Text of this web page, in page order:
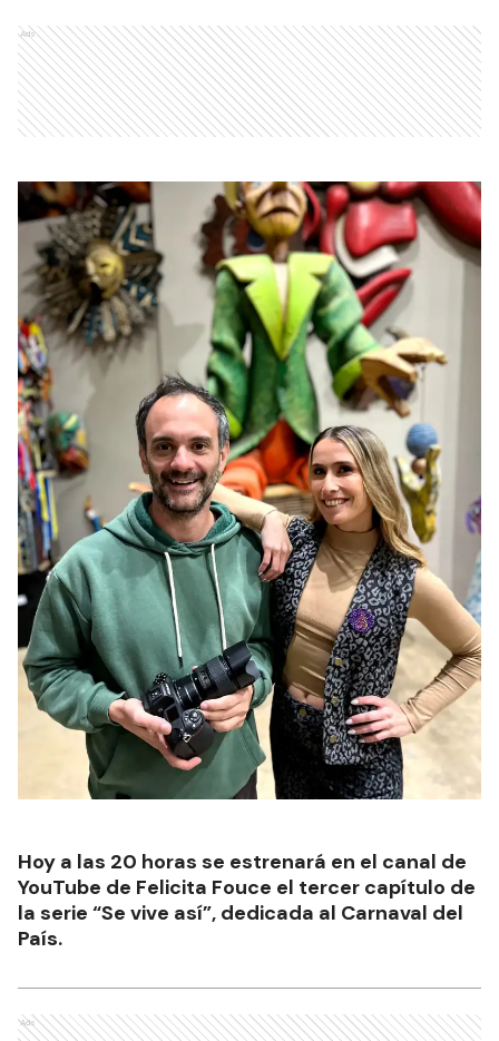
Ads
Hoy a las 20 horas se estrenará en el canal de
YouTube de Felicita Fouce el tercer capítulo de
la serie “Se vive así”, dedicada al Carnaval del
País.
Ads